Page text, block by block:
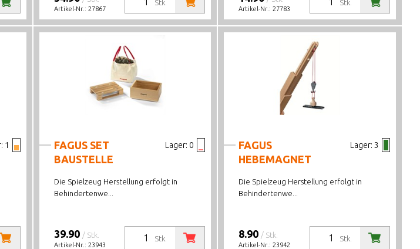
Stk.
Artikel-Nr.: 27867
Stk.
Artikel-Nr.:27783
1 Lager: 0
FAGUS SET
BAUSTELLE
Die Spielzeug Herstellung erfolgt in
Behindertenwe...
Stk.
39.90 / Stk.
Artikel-Nr.: 23943
Lager: 3
FAGUS
HEBEMAGNET
Die Spielzeug Herstellung erfolgt in
Behindertenwe...
Stk.
8.90 / Stk.
Artikel-Nr.:23942